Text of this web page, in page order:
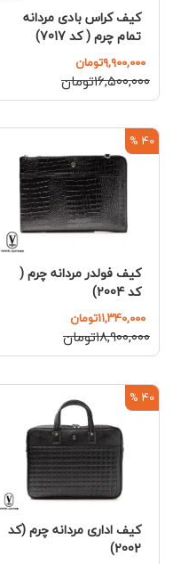
کیف کراس بادی مردانه
تمام چرم ( کد 7017)
۹,۹۰۰,۰۰۰تومان
۱۶,۵۰۰,۰۰۰تومان
40 %
کیف فولدر مردانه چرم (
کد 2004)
۱۱,۳۴۰,۰۰۰تومان
۱۸,۹۰۰,۰۰۰تومان
40 %
کیف اداری مردانه چرم (کد
2002)